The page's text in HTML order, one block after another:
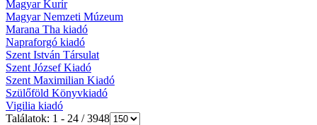
Magyar Kurír
Magyar Nemzeti Múzeum
Marana Tha kiadó
Napraforgó kiadó
Szent István Társulat
Szent József Kiadó
Szent Maximilian Kiadó
Szülőföld Könyvkiadó
Vigilia kiadó
Találatok: 1 - 24 / 3948